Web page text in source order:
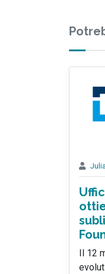
Il 12